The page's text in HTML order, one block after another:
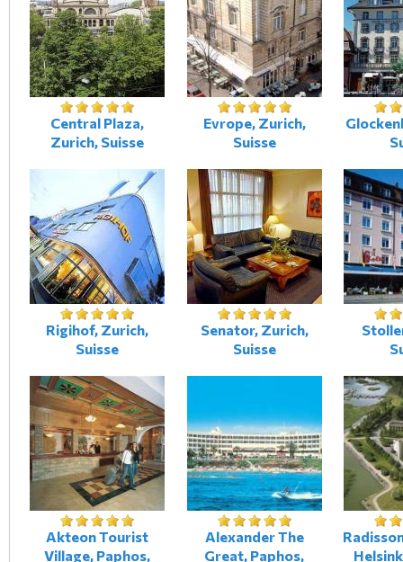
Central Plaza,
Zurich, Suisse
Evrope, Zurich,
Suisse
Rigihof, Zurich,
Suisse
Senator, Zurich,
Suisse
Akteon Tourist
Village, Paphos,
Alexander The
Great, Paphos,